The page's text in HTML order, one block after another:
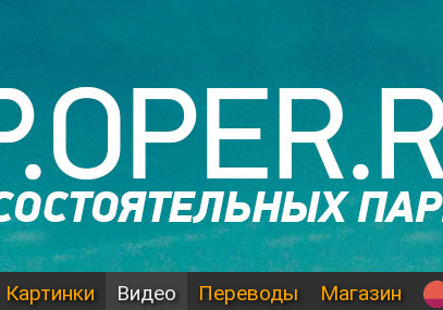
Картинки Видео Переводы Магазин